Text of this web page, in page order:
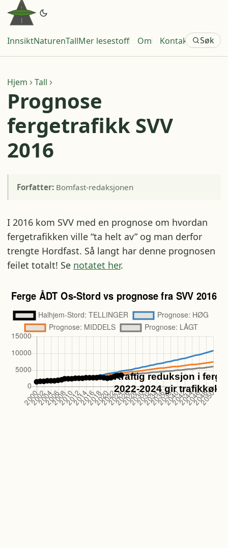
InnsiktNaturenTallMer lesestoff Om Kontakt Søk
Hjem Tall
Prognose
fergetrafikk SVV
2016
Forfatter: Bomfast-redaksjonen
I 2016 kom SVV med en prognose om hvordan
fergetrafikken ville “ta helt av” og man derfor
trengte Hordfast. Så langt har denne prognosen
feilet totalt! Se notatet her.